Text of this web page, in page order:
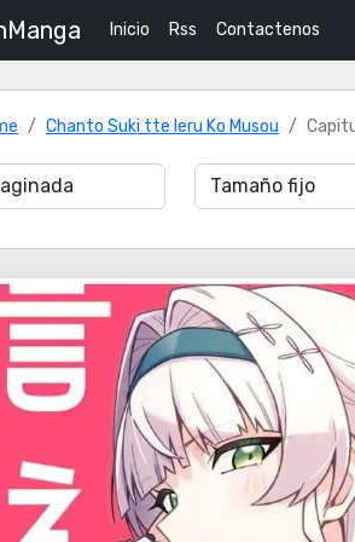
Inicio Rss Contactenos
Chanto Suki tte Ieru Ko Musou